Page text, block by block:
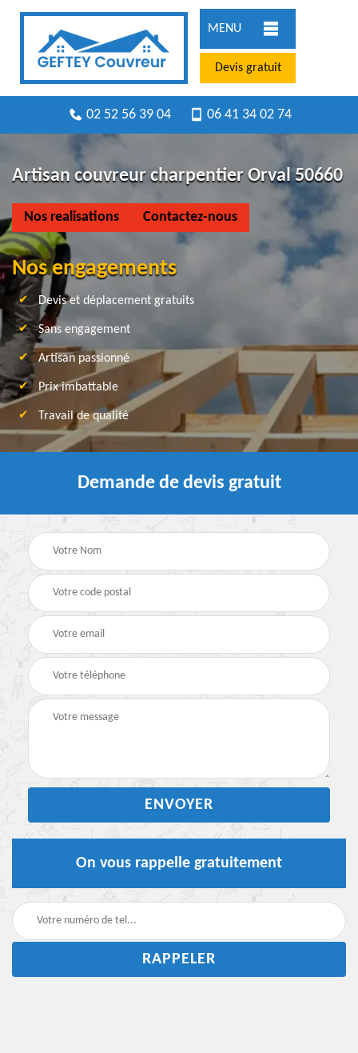
MENU
Devis gratuit
02 52 56 39 04 06 41 34 02 74
Artisan couvreur charpentier Orval 50660
Nos realisations Contactez-nous
Nos engagements
Devis et déplacement gratuits
Sans engagement
Artisan passionné
Prix imbattable
Travail de qualité
Demande de devis gratuit
On vous rappelle gratuitement